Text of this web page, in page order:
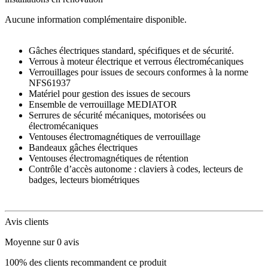
Aucune information complémentaire disponible.
Gâches électriques standard, spécifiques et de sécurité.
Verrous à moteur électrique et verrous électromécaniques
Verrouillages pour issues de secours conformes à la norme
NFS61937
Matériel pour gestion des issues de secours
Ensemble de verrouillage MEDIATOR
Serrures de sécurité mécaniques, motorisées ou
électromécaniques
Ventouses électromagnétiques de verrouillage
Bandeaux gâches électriques
Ventouses électromagnétiques de rétention
Contrôle d’accès autonome : claviers à codes, lecteurs de
badges, lecteurs biométriques
Avis clients
Moyenne sur 0 avis
100% des clients recommandent ce produit